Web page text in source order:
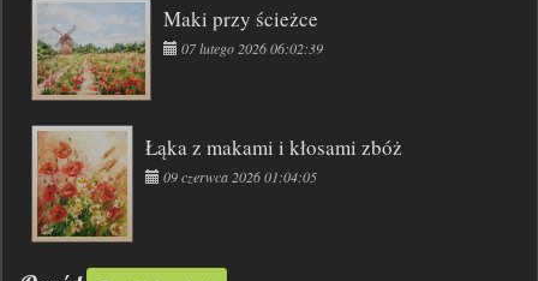
Maki przy ścieżce
07 lutego 2026 06:02:39
Łąka z makami i kłosami zbóż
09 czerwca 2026 01:04:05